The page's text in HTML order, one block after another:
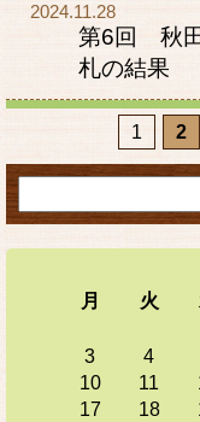
2024.11.28
第6回 秋
札の結果
1 2
月
火
3
4
10
11
17
18